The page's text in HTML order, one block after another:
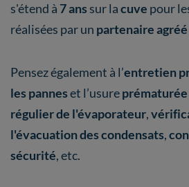
s'étend à 7 ans sur lacuve pour
réalisées par un partenaire agréé
Pensez également à l’entretien
les panneset l’usureprématurée
régulier de l'évaporateur,
l'évacuation des condensats,
sécurité, etc.